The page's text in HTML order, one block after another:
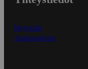
Myymälät
Asiakaspalvelu